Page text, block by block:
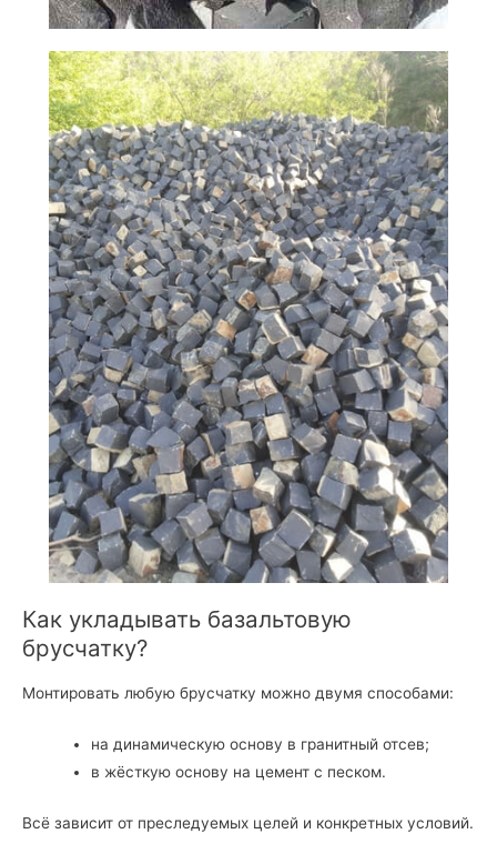
Как укладывать базальтовую
брусчатку?
Монтировать любую брусчатку можно двумя способами:
на динамическую основу в гранитный отсев;
в жёсткую основу на цемент с песком.
Всё зависит от преследуемых целей и конкретных условий.